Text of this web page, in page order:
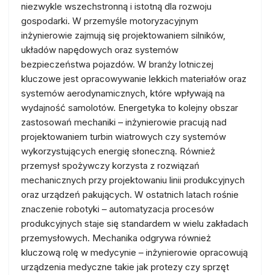
niezwykle wszechstronną i istotną dla rozwoju
gospodarki. W przemyśle motoryzacyjnym
inżynierowie zajmują się projektowaniem silników,
układów napędowych oraz systemów
bezpieczeństwa pojazdów. W branży lotniczej
kluczowe jest opracowywanie lekkich materiałów oraz
systemów aerodynamicznych, które wpływają na
wydajność samolotów. Energetyka to kolejny obszar
zastosowań mechaniki – inżynierowie pracują nad
projektowaniem turbin wiatrowych czy systemów
wykorzystujących energię słoneczną. Również
przemysł spożywczy korzysta z rozwiązań
mechanicznych przy projektowaniu linii produkcyjnych
oraz urządzeń pakujących. W ostatnich latach rośnie
znaczenie robotyki – automatyzacja procesów
produkcyjnych staje się standardem w wielu zakładach
przemysłowych. Mechanika odgrywa również
kluczową rolę w medycynie – inżynierowie opracowują
urządzenia medyczne takie jak protezy czy sprzęt